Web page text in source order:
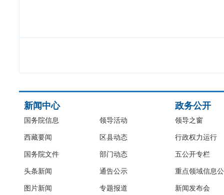
新闻中心
国务院信息
西藏要闻
国务院文件
头条新闻
图片新闻
领导活动
区县动态
部门动态
通告公示
专题报道
政务公开
领导之窗
行政权力运行
五公开专栏
重点领域信息
新闻发布会